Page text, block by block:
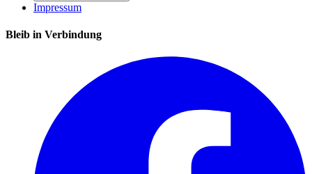
Impressum
Bleib in Verbindung